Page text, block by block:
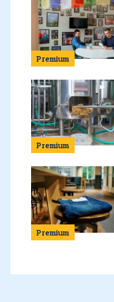
Premium
Premium
Premium